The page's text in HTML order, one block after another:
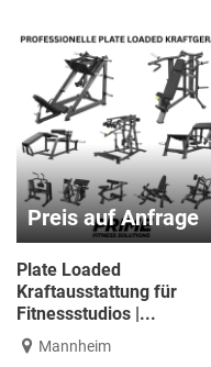
Preis auf Anfrage
Spirit Fitness Ausstattung
für Physiotherapie &...
Mannheim